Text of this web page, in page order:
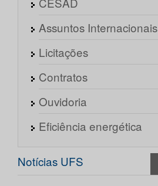
Assuntos Internacionais
Licitações
Contratos
Ouvidoria
Eficiência energética
Notícias UFS